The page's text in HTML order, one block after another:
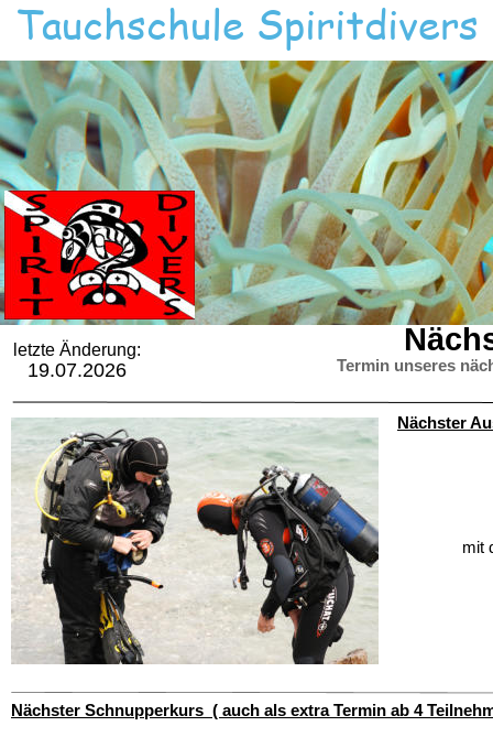
Termin unseres
Nächster
mit
Nächster Schnupperkurs  ( auch als extra Termin ab 4
letzte Änderung:
19.07.2026
Tauchschule Spiritdivers